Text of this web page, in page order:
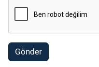
Gönder